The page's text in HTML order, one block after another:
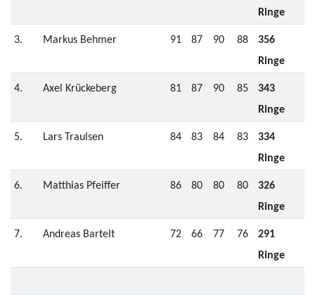
Ringe
3. Markus Behmer 91 87 90 88
356
Ringe
4. Axel Krückeberg 81 87 90 85
343
Ringe
5. Lars Traulsen 84 83 84 83
334
Ringe
6. Matthias Pfeiffer 86 80 80 80
326
Ringe
7. Andreas Bartelt 72 66 77 76
291
Ringe